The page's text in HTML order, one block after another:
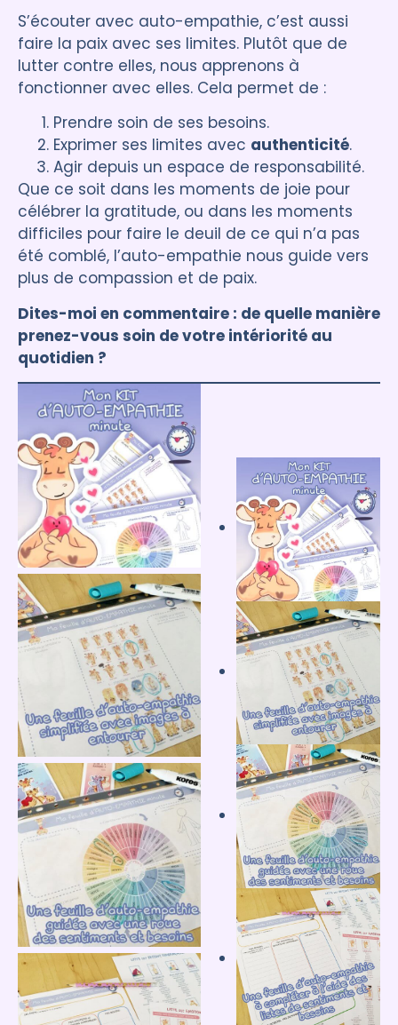
S’écouter avec auto-empathie, c’est aussi
faire la paix avec ses limites. Plutôt que de
lutter contre elles, nous apprenons à
fonctionner avec elles. Cela permet de :
Prendre soin de ses besoins.
Exprimer ses limites avec authenticité.
Agir depuis un espace de responsabilité.
Que ce soit dans les moments de joie pour
célébrer la gratitude, ou dans les moments
difficiles pour faire le deuil de ce qui n’a pas
été comblé, l’auto-empathie nous guide vers
plus de compassion et de paix.
Dites-moi en commentaire : de quelle manière
prenez-vous soin de votre intériorité au
quotidien ?